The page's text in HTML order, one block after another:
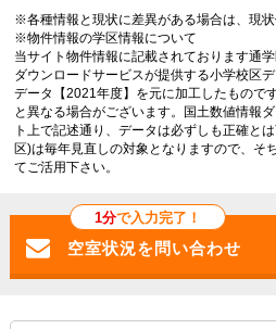
※各種情報と現状に差異がある場合は、現状
※物件情報の学区情報について
当サイト物件情報に記載されております通
ダウンロードサービスが提供する小学校区
データ【2021年度】を元に加工したもので
と異なる場合がございます。国土数値情報
ト上で記述通り、データは必ずしも正確と
区)は毎年見直しの対象となりますので、そ
てご活用下さい。
1分で入力完了！